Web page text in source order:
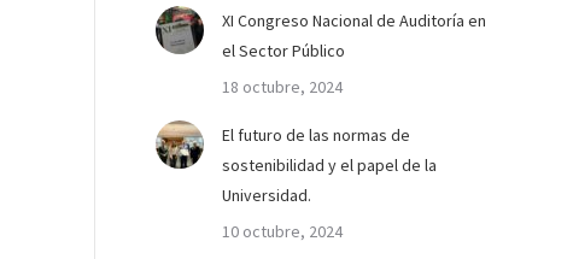
XI Congreso Nacional de Auditoría en
el Sector Público
18 octubre, 2024
El futuro de las normas de
sostenibilidad y el papel de la
Universidad.
10 octubre, 2024